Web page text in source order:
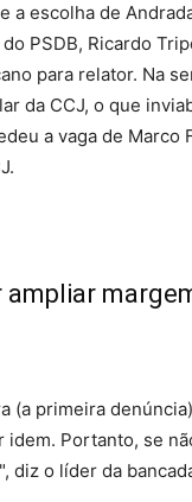
a escolha de
PSDB, Ricardo
para relator. Na
da CCJ, o que
a vaga de Marco
(a primeira
idem. Portanto, se
diz o líder da